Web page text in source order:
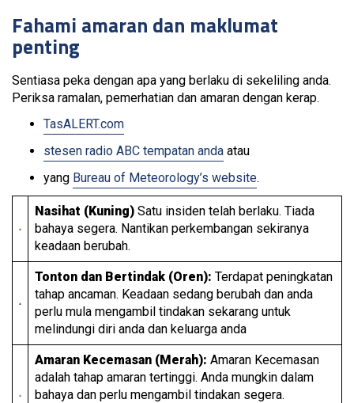
Fahami amaran dan maklumat
penting
Sentiasa peka dengan apa yang berlaku di sekeliling anda.
Periksa ramalan, pemerhatian dan amaran dengan kerap.
TasALERT.com
stesen radio ABC tempatan anda atau
yang Bureau of Meteorology’s website.
Nasihat (Kuning) Satu insiden telah berlaku. Tiada
bahaya segera. Nantikan perkembangan sekiranya
keadaan berubah.
Tonton dan Bertindak (Oren): Terdapat peningkatan
tahap ancaman. Keadaan sedang berubah dan anda
perlu mula mengambil tindakan sekarang untuk
melindungi diri anda dan keluarga anda
Amaran Kecemasan (Merah): Amaran Kecemasan
adalah tahap amaran tertinggi. Anda mungkin dalam
bahaya dan perlu mengambil tindakan segera.